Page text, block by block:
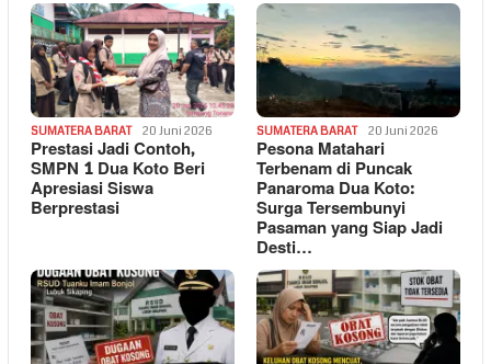
SUMATERA BARAT 20 Juni 2026
Prestasi Jadi Contoh,
SMPN 1 Dua Koto Beri
Apresiasi Siswa
Berprestasi
SUMATERA BARAT 20 Juni 2026
Pesona Matahari
Terbenam di Puncak
Panaroma Dua Koto:
Surga Tersembunyi
Pasaman yang Siap Jadi
Desti…